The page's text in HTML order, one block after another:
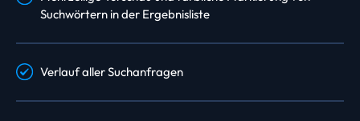
Suchwörtern in der Ergebnisliste
Verlauf aller Suchanfragen